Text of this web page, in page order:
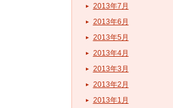
2013年7月
2013年6月
2013年5月
2013年4月
2013年3月
2013年2月
2013年1月